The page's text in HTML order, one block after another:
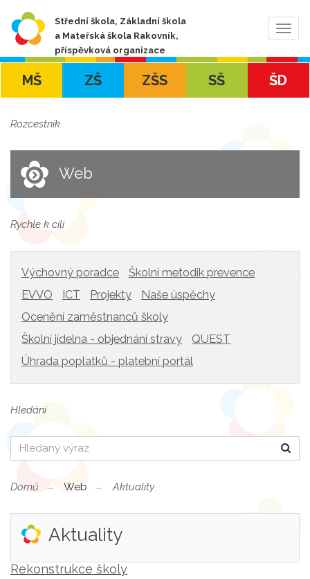
Střední škola, Základní škola
a Mateřská škola Rakovník,
příspěvková organizace
MŠ ZŠ ZŠS SŠ ŠD
Rozcestník
Web
Rychle k cíli
Výchovný poradce
Školní metodik prevence
EVVO
ICT Projekty
Naše úspěchy
Ocenění zaměstnanců školy
Školní jídelna - objednání stravy
QUEST
Úhrada poplatků - platební portál
Hledání
Hledat
Domů Web Aktuality
Aktuality
Rekonstrukce školy